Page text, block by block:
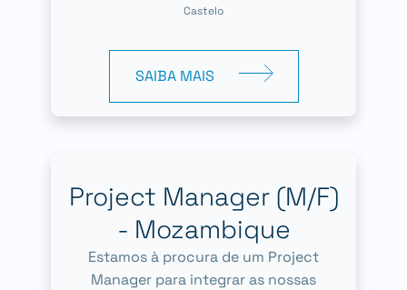
Castelo
SAIBA MAIS
Project Manager (M/F)
- Mozambique
Estamos à procura de um Project
Manager para integrar as nossas